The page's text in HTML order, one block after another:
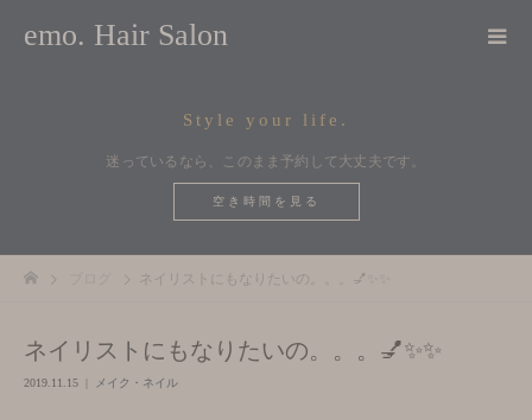
emo. Hair Salon
Style your life.
迷っているなら、このまま予約して大丈夫です。
空き時間を見る
ネイリストにもなりたいの。。。💅✨✨
ネイリストにもなりたいの。。。💅✨✨
2019.11.15 メイク・ネイル